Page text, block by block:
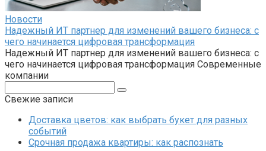
Новости
Надежный ИТ партнер для изменений вашего бизнеса: с
чего начинается цифровая трансформация
Надежный ИТ партнер для изменений вашего бизнеса: с
чего начинается цифровая трансформация Современные
компании
Свежие записи
Доставка цветов: как выбрать букет для разных
событий
Срочная продажа квартиры: как распознать